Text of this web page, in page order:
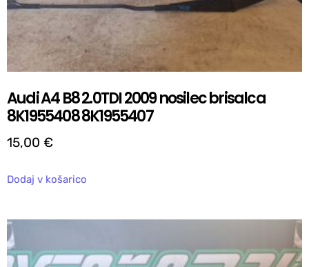
Audi A4 B8 2.0TDI 2009 nosilec brisalca
8K1955408 8K1955407
15,00 €
Dodaj v košarico